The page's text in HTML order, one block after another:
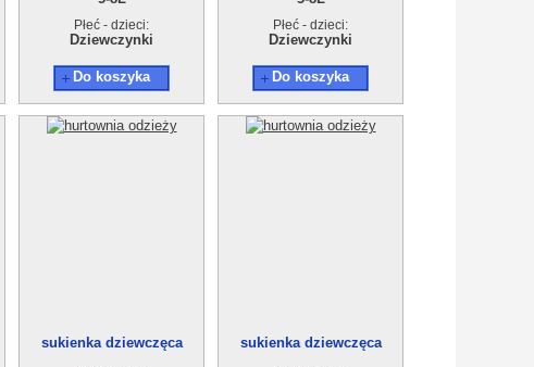
Płeć - dzieci:
Dziewczynki
Do koszyka
Płeć - dzieci:
Dziewczynki
Do koszyka
sukienka dziewczęca
sukienka dziewczęca